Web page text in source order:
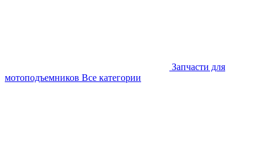
Запчасти для
мотоподъемников Все категории